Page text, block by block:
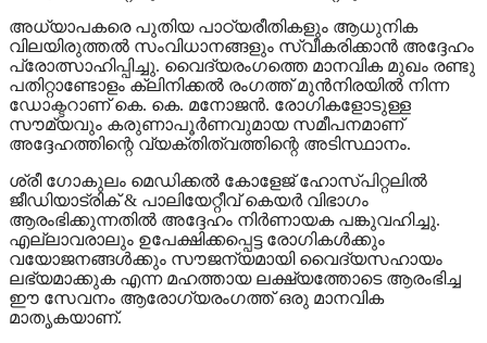
അധ്യാപകരെ പുതിയ പാഠ്യരീതികളും ആധുനിക
വിലയിരുത്തൽ സംവിധാനങ്ങളും സ്വീകരിക്കാൻ അദ്ദേഹം
പ്രോത്സാഹിപ്പിച്ചു. വൈദ്യരംഗത്തെ മാനവിക മുഖം രണ്ടു
പതിറ്റാണ്ടോളം ക്ലിനിക്കൽ രംഗത്ത് മുൻനിരയിൽ നിന്ന
ഡോക്ടറാണ് കെ. കെ. മനോജൻ. രോഗികളോടുള്ള
സൗമ്യവും കരുണാപൂർണവുമായ സമീപനമാണ്
അദ്ദേഹത്തിന്റെ വ്യക്തിത്വത്തിന്റെ അടിസ്ഥാനം.
ശ്രീ ഗോകുലം മെഡിക്കൽ കോളേജ് ഹോസ്പിറ്റലിൽ
ജീഡിയാട്രിക് & പാലിയേറ്റീവ് കെയർ വിഭാഗം
ആരംഭിക്കുന്നതിൽ അദ്ദേഹം നിർണായക പങ്കുവഹിച്ചു.
എല്ലാവരാലും ഉപേക്ഷിക്കപ്പെട്ട രോഗികൾക്കും
വയോജനങ്ങൾക്കും സൗജന്യമായി വൈദ്യസഹായം
ലഭ്യമാക്കുക എന്ന മഹത്തായ ലക്ഷ്യത്തോടെ ആരംഭിച്ച
ഈ സേവനം ആരോഗ്യരംഗത്ത് ഒരു മാനവിക
മാതൃകയാണ്.